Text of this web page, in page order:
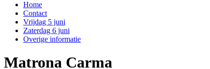
Home
Contact
Vrijdag 5 juni
Zaterdag 6 juni
Overige informatie
Matrona Carma